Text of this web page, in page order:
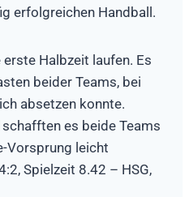
erfolgreichen Handball.
Halbzeit laufen. Es
beider Teams, bei
absetzen konnte.
es beide Teams
Vorsprung leicht
Spielzeit 8.42 – HSG,